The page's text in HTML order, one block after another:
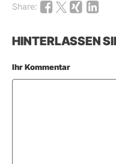
Share:
HINTERLASSEN
Ihr Kommentar